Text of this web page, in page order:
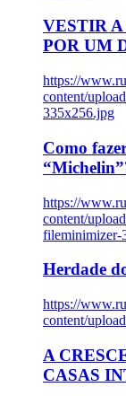
VESTIR
POR UM
https://
content/
335x256.jpg
Como
https://
content/
fileminimizer-
Herdade
https://
content/
A
CASAS